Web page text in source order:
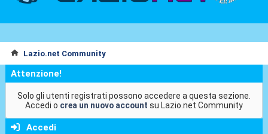
Lazio.net Community
Attenzione!
Solo gli utenti registrati possono accedere a questa sezione.
Accedi o crea un nuovo account su Lazio.net Community
Accedi